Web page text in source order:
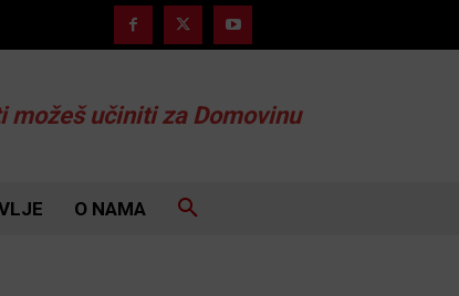
možeš učiniti za Domovinu
O NAMA